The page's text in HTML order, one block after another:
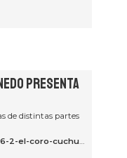
presenta
de distintas partes
presenta-un-disco-de-villancicos/